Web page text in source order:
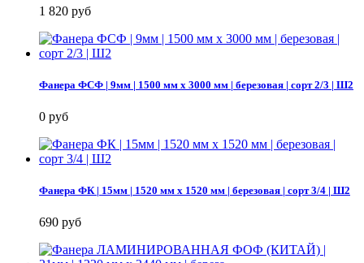
1 820 руб
Фанера ФСФ | 9мм | 1500 мм х 3000 мм | березовая | сорт 2/3 | Ш2
0 руб
Фанера ФК | 15мм | 1520 мм х 1520 мм | березовая | сорт 3/4 | Ш2
690 руб